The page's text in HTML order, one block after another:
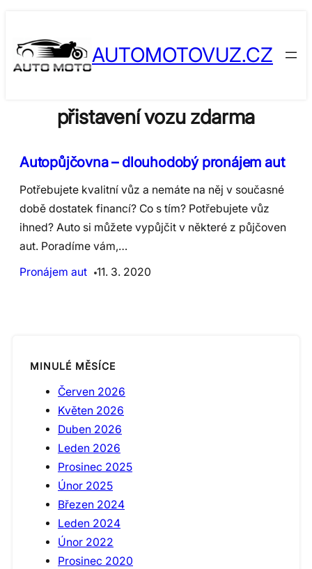
content
AUTOMOTOVUZ.CZ
přistavení vozu zdarma
Autopůjčovna – dlouhodobý pronájem aut
Potřebujete kvalitní vůz a nemáte na něj v současné
době dostatek financí? Co s tím? Potřebujete vůz
ihned? Auto si můžete vypůjčit v některé z půjčoven
aut. Poradíme vám,…
Pronájem aut
11. 3. 2020
MINULÉ MĚSÍCE
Červen 2026
Květen 2026
Duben 2026
Leden 2026
Prosinec 2025
Únor 2025
Březen 2024
Leden 2024
Únor 2022
Prosinec 2020